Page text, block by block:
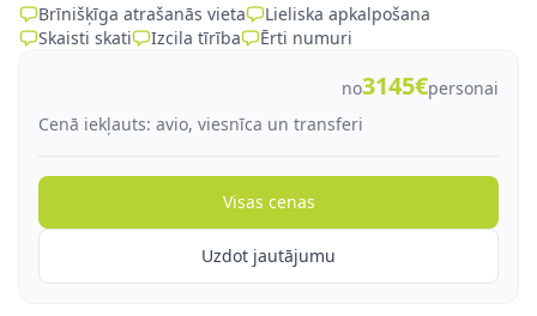
Brīnišķīga atrašanās vieta
Lieliska apkalpošana
Skaisti skati
Izcila tīrība Ērti numuri
no3145€personai
Cenā iekļauts: avio, viesnīca un transferi
Visas cenas
Uzdot jautājumu